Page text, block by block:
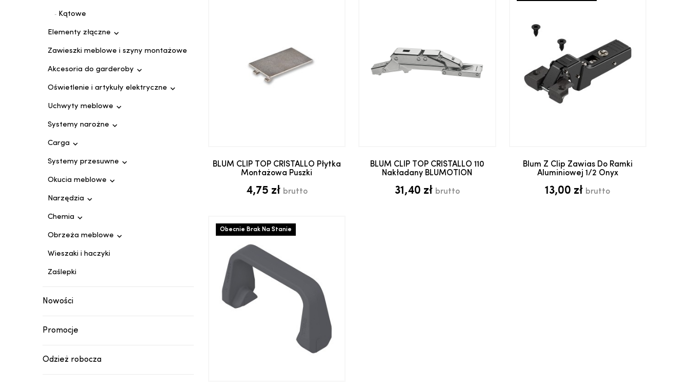
Kątowe
Elementy złączne 
Zawieszki meblowe i szyny montażowe
Akcesoria do garderoby 
Oświetlenie i artykuły elektryczne 
Uchwyty meblowe 
Systemy narożne 
Carga 
Systemy przesuwne 
Okucia meblowe 
Narzędzia 
Chemia 
Obrzeża meblowe 
Wieszaki i haczyki
Zaślepki
Nowości
Promocje
Odzież robocza
BLUM CLIP TOP CRISTALLO Płytka
Montażowa Puszki
4,75 zł brutto
BLUM CLIP TOP CRISTALLO 110
Nakładany BLUMOTION
31,40 zł brutto
Blum Z Clip Zawias Do Ramki
Aluminiowej 1/2 Onyx
13,00 zł brutto
Obecnie Brak Na Stanie